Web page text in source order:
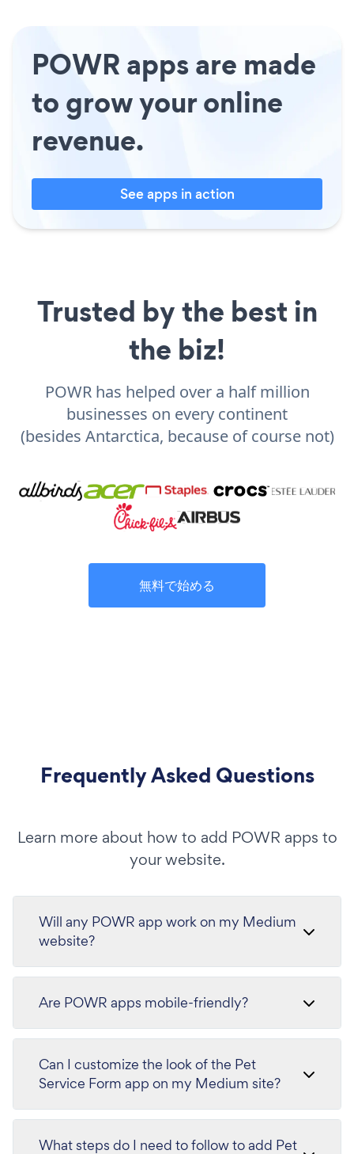
POWR apps are made
to grow your online
revenue.
See apps in action
Trusted by the best in
the biz!
POWR has helped over a half million
businesses on every continent
(besides Antarctica, because of course not)
無料で始める
Frequently Asked Questions
Learn more about how to add POWR apps to
your website.
Will any POWR app work on my Medium
website?
Are POWR apps mobile-friendly?
Can I customize the look of the Pet
Service Form app on my Medium site?
What steps do I need to follow to add Pet